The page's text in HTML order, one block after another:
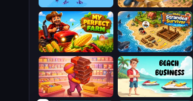
Cowboy Lasso Master
Fishland
Obby Stranded Survivor
My Perfect Farm
Beach Business
Candy Packing Store